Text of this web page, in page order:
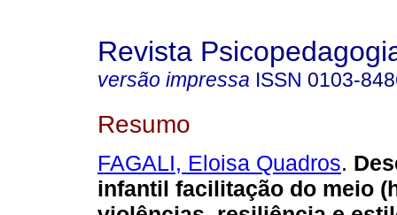
Revista
versão impressa ISSN 0103-
Resumo
FAGALI, Eloisa Quadros.
infantil facilitação do meio